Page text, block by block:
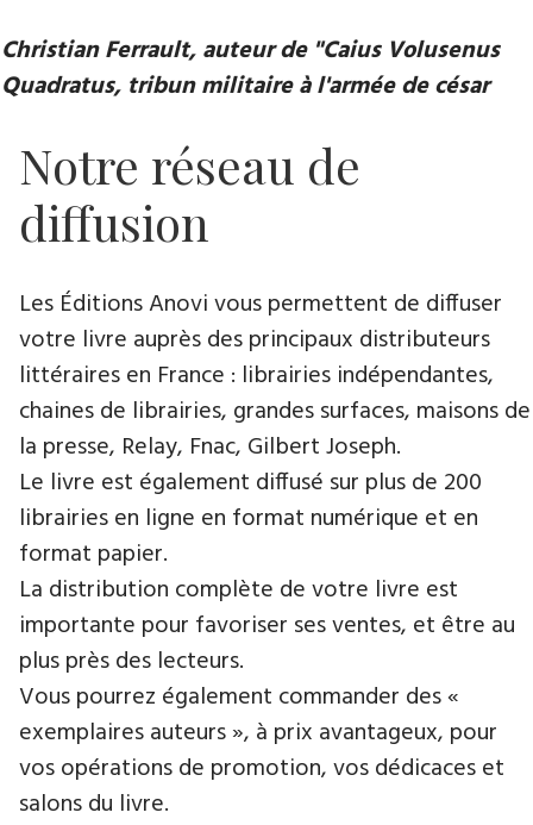
Christian Ferrault, auteur de "Caius Volusenus
Quadratus, tribun militaire à l'armée de césar
Notre réseau de
diffusion
Les Éditions Anovi vous permettent de diffuser
votre livre auprès des principaux distributeurs
littéraires en France : librairies indépendantes,
chaines de librairies, grandes surfaces, maisons de
la presse, Relay, Fnac, Gilbert Joseph.
Le livre est également diffusé sur plus de 200
librairies en ligne en format numérique et en
format papier.
La distribution complète de votre livre est
importante pour favoriser ses ventes, et être au
plus près des lecteurs.
Vous pourrez également commander des «
exemplaires auteurs », à prix avantageux, pour
vos opérations de promotion, vos dédicaces et
salons du livre.